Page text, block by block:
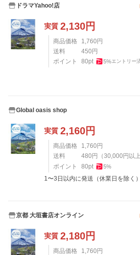
ドラマYahoo!店
実質 2,130円
商品価格 1,760円
送料
450円
ポイント
80pt 5%エントリー
Global oasis shop
実質 2,160円
商品価格 1,760円
送料
480円 （30,000円以
ポイント
80pt 5%
1〜3日以内に発送（休業日を除く）
京都 大垣書店オンライン
実質 2,180円
商品価格 1,760円